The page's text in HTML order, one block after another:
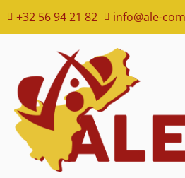
+32 56 94 21 82 info@ale-